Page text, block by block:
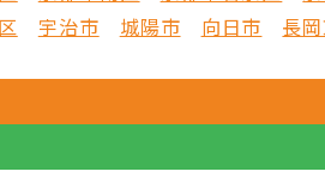
宇治市 城陽市 向日市 長